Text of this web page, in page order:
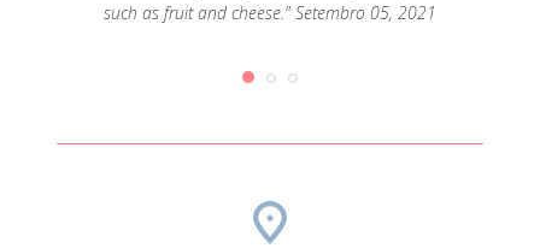
such as fruit and cheese." Setembro 05, 2021